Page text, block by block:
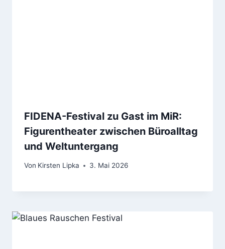
FIDENA-Festival zu Gast im MiR:
Figurentheater zwischen Büroalltag
und Weltuntergang
Von Kirsten Lipka 3. Mai 2026